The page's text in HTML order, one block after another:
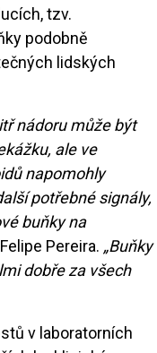
tzv.
podobně
lidských
nádoru může být
ale ve
napomohly
potřebné signály,
buňky na
Pereira. „Buňky
dobře za všech
v laboratorních